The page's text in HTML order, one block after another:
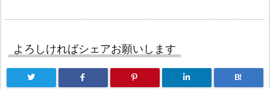
よろしければシェアお願いします
B!